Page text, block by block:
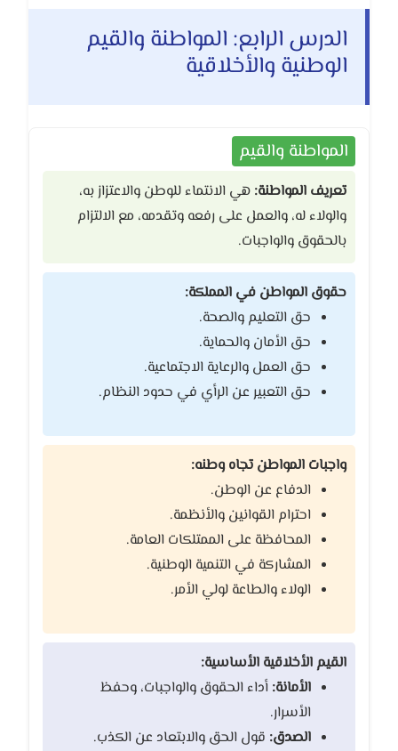
الدرس الرابع: المواطنة والقيم
الوطنية والأخلاقية
المواطنة والقيم
تعريف المواطنة: هي الانتماء للوطن والاعتزاز به،
والولاء له، والعمل على رفعه وتقدمه، مع الالتزام
بالحقوق والواجبات.
حقوق المواطن في المملكة:
حق التعليم والصحة.
حق الأمان والحماية.
حق العمل والرعاية الاجتماعية.
حق التعبير عن الرأي في حدود النظام.
واجبات المواطن تجاه وطنه:
الدفاع عن الوطن.
احترام القوانين والأنظمة.
المحافظة على الممتلكات العامة.
المشاركة في التنمية الوطنية.
الولاء والطاعة لولي الأمر.
القيم الأخلاقية الأساسية:
الأمانة: أداء الحقوق والواجبات، وحفظ
الأسرار.
الصدق: قول الحق والابتعاد عن الكذب.